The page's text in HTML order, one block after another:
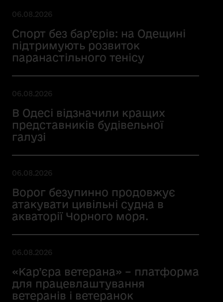
06.08.2026
Спорт без бар’єрів: на Одещині
підтримують розвиток
паранастільного тенісу
06.08.2026
В Одесі відзначили кращих
представників будівельної
галузі
06.08.2026
Ворог безупинно продовжує
атакувати цивільні судна в
акваторії Чорного моря.
06.08.2026
«Кар’єра ветерана» – платформа
для працевлаштування
ветеранів і ветеранок